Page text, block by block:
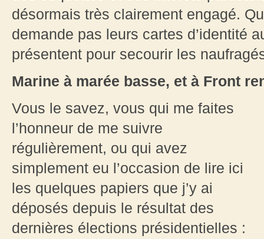
désormais très clairement engagé.
demande pas leurs cartes d’identité
présentent pour secourir les
Marine à marée basse, et à Front
Vous le savez, vous qui me faites
l’honneur de me suivre
régulièrement, ou qui avez
simplement eu l’occasion de lire ici
les quelques papiers que j’y ai
déposés depuis le résultat des
dernières élections présidentielles :